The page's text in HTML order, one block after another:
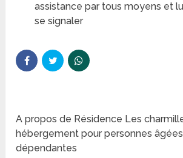
assistance par tous moyens et
se signaler
A propos de Résidence Les
hébergement pour personnes
dépendantes